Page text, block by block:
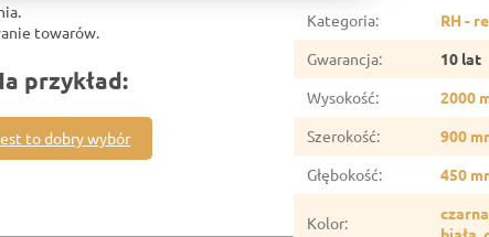
towarów.
przykład:
to dobry wybór
Kategoria:
RH -
Gwarancja:
10 lat
Wysokość:
2000
Szerokość:
900
Głębokość: 450
Kolor: